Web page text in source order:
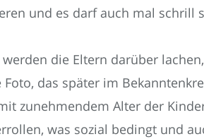
und es darf auch mal schrill
werden die Eltern darüber
Foto, das später im
zunehmendem Alter der
was sozial bedingt und